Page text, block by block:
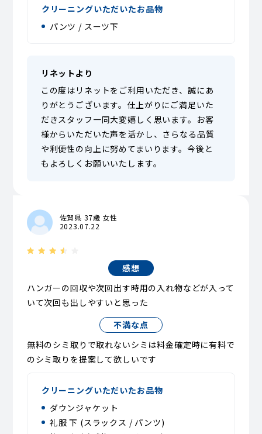
クリーニングいただいたお品物
パンツ / スーツ下
リネットより
この度はリネットをご利用いただき、誠にあ
りがとうございます。仕上がりにご満足いた
だきスタッフ一同大変嬉しく思います。お客
様からいただいた声を活かし、さらなる品質
や利便性の向上に努めてまいります。今後と
もよろしくお願いいたします。
佐賀県 37歳 女性
2023.07.22
感想
ハンガーの回収や次回出す時用の入れ物などが入って
いて次回も出しやすいと思った
不満な点
無料のシミ取りで取れないシミは料金確定時に有料で
のシミ取りを提案して欲しいです
クリーニングいただいたお品物
ダウンジャケット
礼服 下 (スラックス / パンツ)